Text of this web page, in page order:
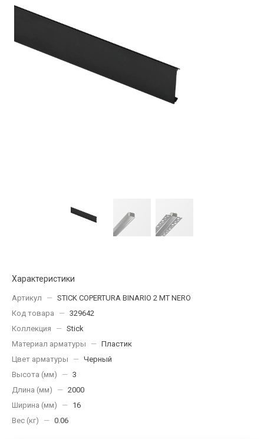
Характеристики
Артикул — STICK COPERTURA BINARIO 2 MT NERO
Код товара
— 329642
Коллекция
— Stick
Материал арматуры
— Пластик
Цвет арматуры
— Черный
Высота (мм)
— 3
Длина (мм)
— 2000
Ширина (мм)
— 16
Вес (кг)
— 0.06